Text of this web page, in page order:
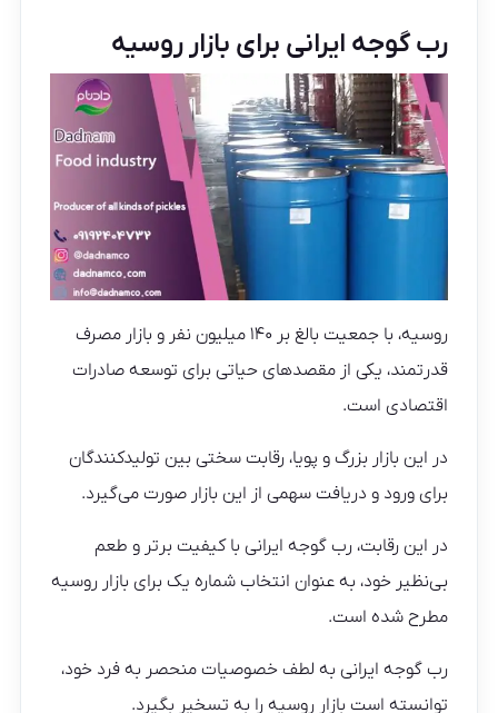
رب گوجه ایرانی برای بازار روسیه
روسیه، با جمعیت بالغ بر ۱۴۰ میلیون نفر و بازار مصرف
قدرتمند، یکی از مقصدهای حیاتی برای توسعه صادرات
اقتصادی است.
در این بازار بزرگ و پویا، رقابت سختی بین تولیدکنندگان
برای ورود و دریافت سهمی از این بازار صورت می‌گیرد.
در این رقابت، رب گوجه ایرانی با کیفیت برتر و طعم
بی‌نظیر خود، به عنوان انتخاب شماره یک برای بازار روسیه
مطرح شده است.
رب گوجه ایرانی به لطف خصوصیات منحصر به فرد خود،
توانسته است بازار روسیه را به تسخیر بگیرد.